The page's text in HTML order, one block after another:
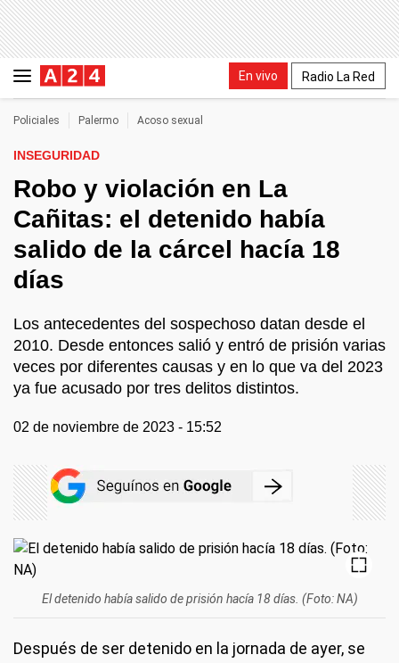
En vivo Radio La Red
Policiales Palermo Acoso sexual
INSEGURIDAD
Robo y violación en La
Cañitas: el detenido había
salido de la cárcel hacía 18
días
Los antecedentes del sospechoso datan desde el
2010. Desde entonces salió y entró de prisión varias
veces por diferentes causas y en lo que va del 2023
ya fue acusado por tres delitos distintos.
02 de noviembre de 2023 - 15:52
El detenido había salido de prisión hacía 18 días. (Foto: NA)
Después de ser detenido en la jornada de ayer, se